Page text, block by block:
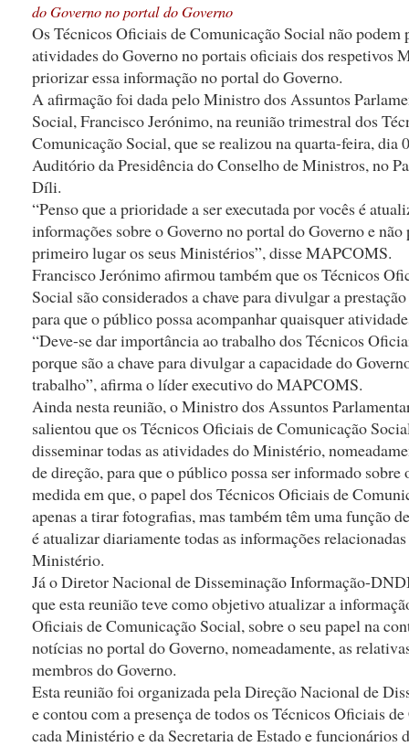
do Governo no portal do Governo
Os Técnicos Oficiais de Comunicação Social não podem
atividades do Governo no portais oficiais dos respetivos
priorizar essa informação no portal do Governo.
A afirmação foi dada pelo Ministro dos Assuntos
Social, Francisco Jerónimo, na reunião trimestral dos
Comunicação Social, que se realizou na quarta-feira, dia
Auditório da Presidência do Conselho de Ministros, no
Díli.
“Penso que a prioridade a ser executada por vocês é
informações sobre o Governo no portal do Governo e
primeiro lugar os seus Ministérios”, disse MAPCOMS.
Francisco Jerónimo afirmou também que os Técnicos
Social são considerados a chave para divulgar a
para que o público possa acompanhar quaisquer
“Deve-se dar importância ao trabalho dos Técnicos
porque são a chave para divulgar a capacidade do
trabalho”, afirma o líder executivo do MAPCOMS.
Ainda nesta reunião, o Ministro dos Assuntos
salientou que os Técnicos Oficiais de Comunicação
disseminar todas as atividades do Ministério,
de direção, para que o público possa ser informado sobre
medida em que, o papel dos Técnicos Oficiais de
apenas a tirar fotografias, mas também têm uma função
é atualizar diariamente todas as informações
Ministério.
Já o Diretor Nacional de Disseminação Informação-
que esta reunião teve como objetivo atualizar a
Oficiais de Comunicação Social, sobre o seu papel na
notícias no portal do Governo, nomeadamente, as
membros do Governo.
Esta reunião foi organizada pela Direção Nacional de
e contou com a presença de todos os Técnicos Oficiais
cada Ministério e da Secretaria de Estado e funcionários